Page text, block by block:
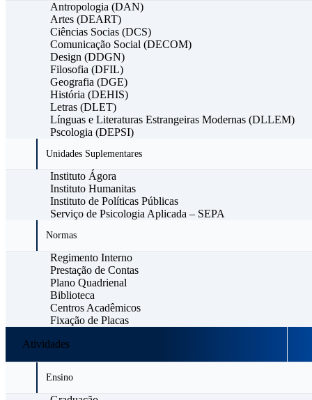
Antropologia (DAN)
Artes (DEART)
Ciências Socias (DCS)
Comunicação Social (DECOM)
Design (DDGN)
Filosofia (DFIL)
Geografia (DGE)
História (DEHIS)
Letras (DLET)
Línguas e Literaturas Estrangeiras Modernas (DLLEM)
Pscologia (DEPSI)
Unidades Suplementares
Instituto Ágora
Instituto Humanitas
Instituto de Políticas Públicas
Serviço de Psicologia Aplicada – SEPA
Normas
Regimento Interno
Prestação de Contas
Plano Quadrienal
Biblioteca
Centros Acadêmicos
Fixação de Placas
Atividades
Ensino